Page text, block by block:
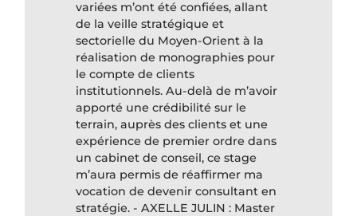
variées m’ont été confiées, allant
de la veille stratégique et
sectorielle du Moyen-Orient à la
réalisation de monographies pour
le compte de clients
institutionnels. Au-delà de m’avoir
apporté une crédibilité sur le
terrain, auprès des clients et une
expérience de premier ordre dans
un cabinet de conseil, ce stage
m’aura permis de réaffirmer ma
vocation de devenir consultant en
stratégie. - AXELLE JULIN : Master